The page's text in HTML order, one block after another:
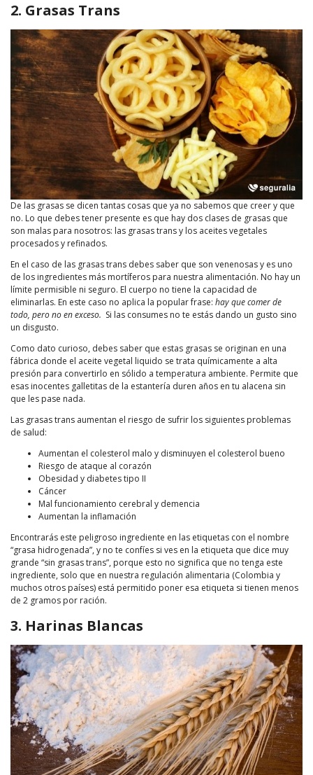
2. Grasas Trans
De las grasas se dicen tantas cosas que ya no sabemos que creer y que
no. Lo que debes tener presente es que hay dos clases de grasas que
son malas para nosotros: las grasas trans y los aceites vegetales
procesados y refinados.
En el caso de las grasas trans debes saber que son venenosas y es uno
de los ingredientes más mortíferos para nuestra alimentación. No hay un
límite permisible ni seguro. El cuerpo no tiene la capacidad de
eliminarlas. En este caso no aplica la popular frase: hay que comer de
todo, pero no en exceso. Si las consumes no te estás dando un gusto sino
un disgusto.
Como dato curioso, debes saber que estas grasas se originan en una
fábrica donde el aceite vegetal liquido se trata químicamente a alta
presión para convertirlo en sólido a temperatura ambiente. Permite que
esas inocentes galletitas de la estantería duren años en tu alacena sin
que les pase nada.
Las grasas trans aumentan el riesgo de sufrir los siguientes problemas
de salud:
Aumentan el colesterol malo y disminuyen el colesterol bueno
Riesgo de ataque al corazón
Obesidad y diabetes tipo II
Cáncer
Mal funcionamiento cerebral y demencia
Aumentan la inflamación
Encontrarás este peligroso ingrediente en las etiquetas con el nombre
“grasa hidrogenada”, y no te confíes si ves en la etiqueta que dice muy
grande “sin grasas trans”, porque esto no significa que no tenga este
ingrediente, solo que en nuestra regulación alimentaria (Colombia y
muchos otros países) está permitido poner esa etiqueta si tienen menos
de 2 gramos por ración.
3. Harinas Blancas